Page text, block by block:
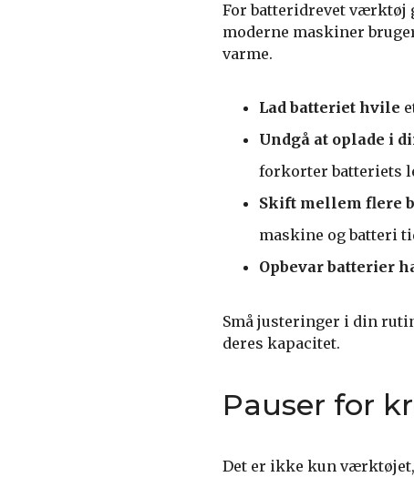
For batteridrevet værktøj
moderne maskiner
varme.
Lad batteriet hvile
Undgå at oplade i
forkorter batteriets
Skift mellem flere
maskine og batteri
Opbevar batterier
Små justeringer i din
deres kapacitet.
Pauser for
Det er ikke kun